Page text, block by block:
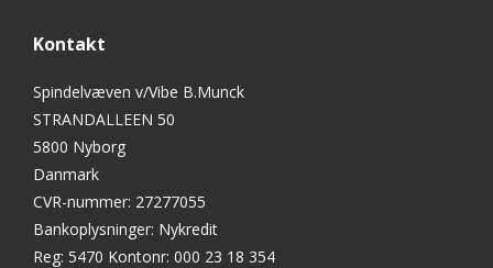
Kontakt
Spindelvæven v/Vibe B.Munck
STRANDALLEEN 50
5800 Nyborg
Danmark
CVR-nummer: 27277055
Bankoplysninger: Nykredit
Reg: 5470 Kontonr: 000 23 18 354